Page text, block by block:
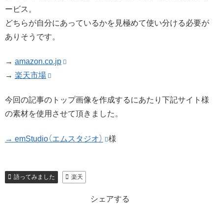
ービス。
どちらが自分にあっているかを見極めて使い分ける必要が
ありそうです。
→ amazon.co.jp
→ 楽天市場
今回の記事のトップ画像を作成するにあたり下記サイト様
の素材を使用させて頂きました。
→ emStudio（エムスタジオ） 様
語ってみました 楽天
シェアする